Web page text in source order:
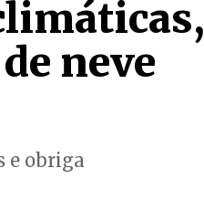
neve
e obriga